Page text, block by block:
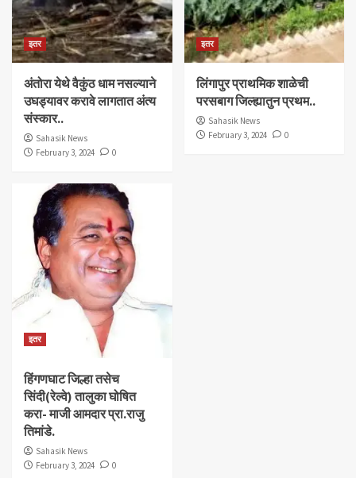
इतर
अंतोरा येथे वैकुंठ धाम नसल्याने
उघड्यावर करावे लागतात अंत्य
संस्कार..
Sahasik News
February 3, 2024
0
इतर
लिंगापुर प्राथमिक शाळेची
परसबाग जिल्ह्यातुन प्रथम..
Sahasik News
February 3, 2024
0
इतर
हिंगणघाट जिल्हा तसेच
सिंदी(रेल्वे) तालुका घोषित
करा- माजी आमदार प्रा.राजु
तिमांडे.
Sahasik News
February 3, 2024
0